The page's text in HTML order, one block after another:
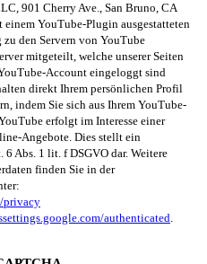
901 Cherry Ave., San Bruno, CA
einem YouTube-Plugin ausgestatteten
den Servern von YouTube
mitgeteilt, welche unserer Seiten
Account eingeloggt sind
direkt Ihrem persönlichen Profil
indem Sie sich aus Ihrem YouTube-
erfolgt im Interesse einer
Angebote. Dies stellt ein
Abs. 1 lit. f DSGVO dar. Weitere
finden Sie in der
privacy
authenticated.